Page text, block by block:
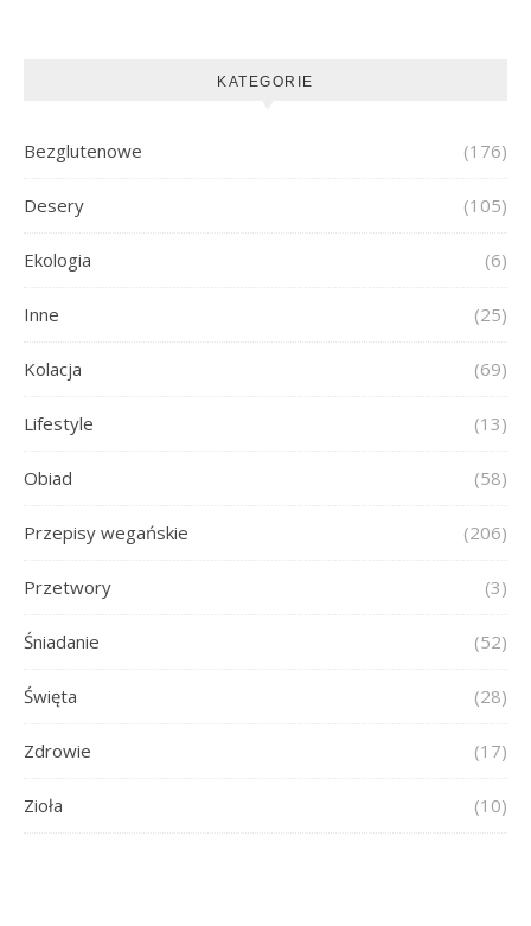
KATEGORIE
Bezglutenowe (176)
Desery (105)
Ekologia (6)
Inne (25)
Kolacja (69)
Lifestyle (13)
Obiad (58)
Przepisy wegańskie (206)
Przetwory (3)
Śniadanie (52)
Święta (28)
Zdrowie (17)
Zioła (10)